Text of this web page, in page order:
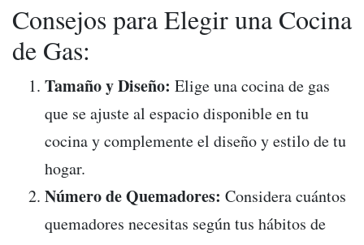
Consejos para Elegir una Cocina
de Gas:
Tamaño y Diseño: Elige una cocina de gas
que se ajuste al espacio disponible en tu
cocina y complemente el diseño y estilo de tu
hogar.
Número de Quemadores: Considera cuántos
quemadores necesitas según tus hábitos de